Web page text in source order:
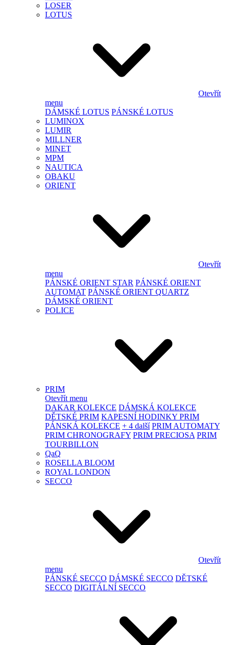
LOSER
LOTUS
Otevřít
menu
DÁMSKÉ LOTUS PÁNSKÉ LOTUS
LUMINOX
LUMIR
MILLNER
MINET
MPM
NAUTICA
OBAKU
ORIENT
Otevřít
menu
PÁNSKÉ ORIENT STAR PÁNSKÉ ORIENT
AUTOMAT PÁNSKÉ ORIENT QUARTZ
DÁMSKÉ ORIENT
POLICE
PRIM
Otevřít menu
DAKAR KOLEKCE DÁMSKÁ KOLEKCE
DĚTSKÉ PRIM KAPESNÍ HODINKY PRIM
PÁNSKÁ KOLEKCE + 4 další PRIM AUTOMATY
PRIM CHRONOGRAFY PRIM PRECIOSA PRIM
TOURBILLON
QaQ
ROSELLA BLOOM
ROYAL LONDON
SECCO
Otevřít
menu
PÁNSKÉ SECCO DÁMSKÉ SECCO DĚTSKÉ
SECCO DIGITÁLNÍ SECCO